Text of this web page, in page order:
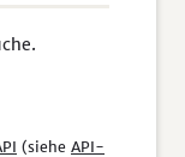
(siehe API-